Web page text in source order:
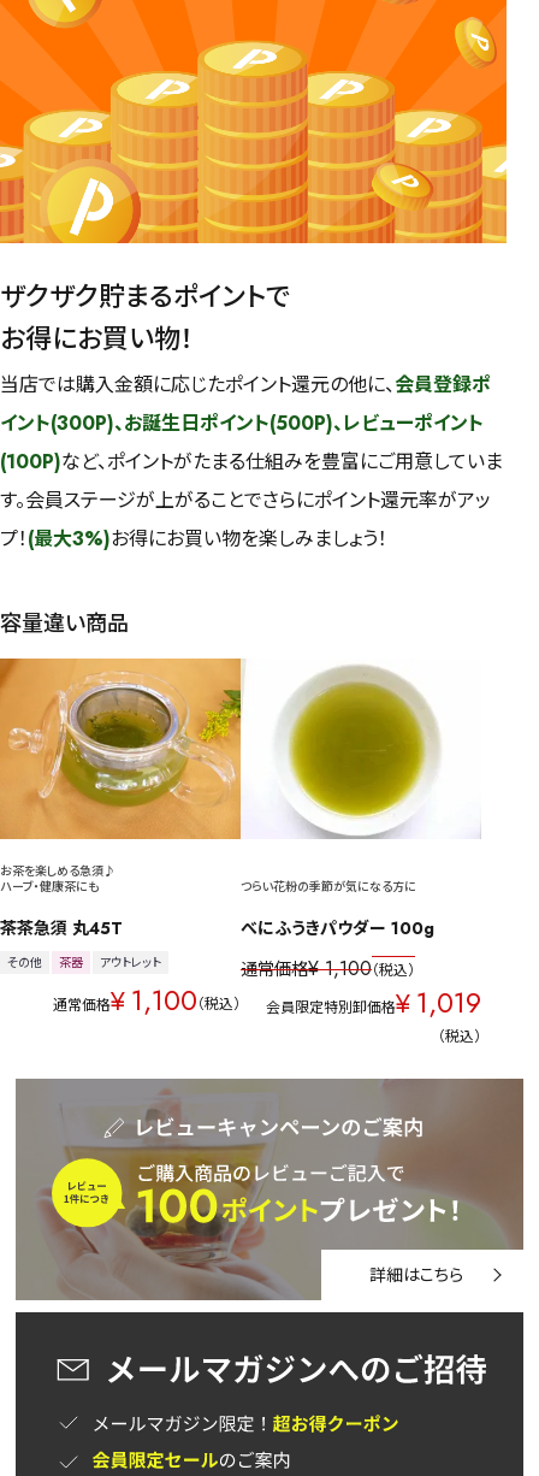
ザクザク貯まるポイントで
お得にお買い物！
当店では購入金額に応じたポイント還元の他に、会員登録ポ
イント(300P)、お誕生日ポイント(500P)、レビューポイント
(100P)など、ポイントがたまる仕組みを豊富にご用意していま
す。会員ステージが上がることでさらにポイント還元率がアッ
プ！(最大3%)お得にお買い物を楽しみましょう！
容量違い商品
お茶を楽しめる急須♪
ハーブ・健康茶にも
茶茶急須 丸45T
その他 茶器 アウトレット
通常価格¥1,100 税込
つらい花粉の季節が気になる方に
べにふうきパウダー 100g
通常価格¥ 1,100 税込
会員限定特別卸価格¥1,019
税込
詳細はこちら